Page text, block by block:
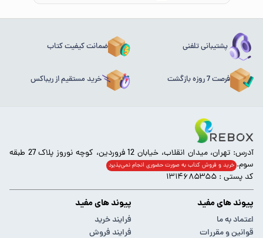
پشتیبانی تلفنی ضمانت کیفیت کتاب
فرصت 7 روزه بازگشت خرید مستقیم از ریباکس
آدرس: تهران، میدان انقلاب، خیابان 12 فروردین، کوچه نوروز پلاک 27 طبقه
سوم. خرید و فروش کتاب به صورت حضوری انجام‌ نمی‌پذیرد
کد پستی : ۱۳۱۴۶۸۵۳۵۵
پیوند های مفید
اعتماد به ما
قوانین و مقررات
پیوند های مفید
فرایند خرید
فرایند فروش